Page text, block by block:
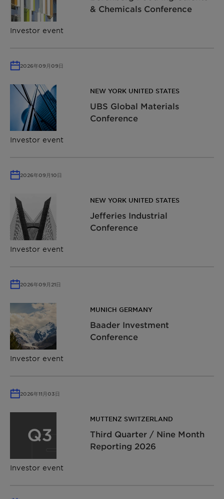
& Chemicals Conference
Investor event
2026年09月09日
NEW YORK UNITED STATES
UBS Global Materials
Conference
Investor event
2026年09月10日
NEW YORK UNITED STATES
Jefferies Industrial
Conference
Investor event
2026年09月21日
MUNICH GERMANY
Baader Investment
Conference
Investor event
2026年11月03日
MUTTENZ SWITZERLAND
Third Quarter / Nine Month
Reporting 2026
Investor event